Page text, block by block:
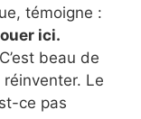
témoigne :
ici.
C’est beau de
Le
ce pas